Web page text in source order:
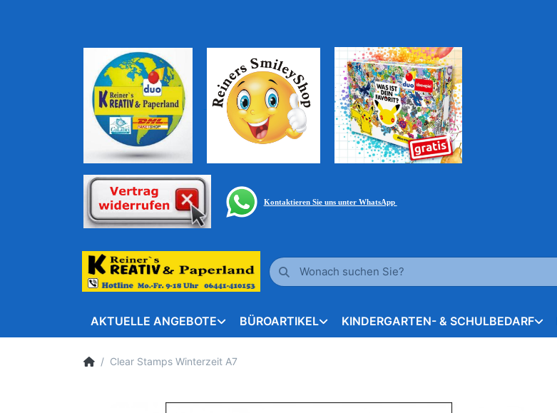
Kontaktieren Sie uns unter WhatsApp
AKTUELLE ANGEBOTE BÜROARTIKEL KINDERGARTEN- & SCHULBEDARF
Clear Stamps Winterzeit A7